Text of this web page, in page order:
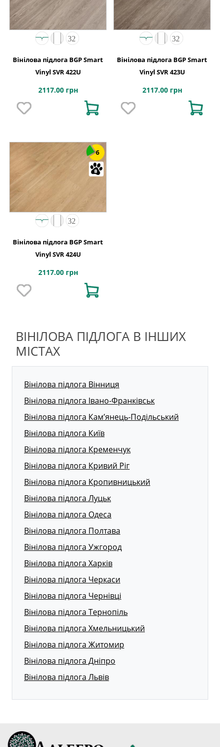
Вінілова підлога BGP Smart
Vinyl SVR 422U
2117.00 грн
Вінілова підлога BGP Smart
Vinyl SVR 423U
2117.00 грн
6
Вінілова підлога BGP Smart
Vinyl SVR 424U
2117.00 грн
ВІНІЛОВА ПІДЛОГА В ІНШИХ
МІСТАХ
Вінілова підлога Вінниця
Вінілова підлога Івано-Франківськ
Вінілова підлога Кам’янець-Подільський
Вінілова підлога Київ
Вінілова підлога Кременчук
Вінілова підлога Кривий Ріг
Вінілова підлога Кропивницький
Вінілова підлога Луцьк
Вінілова підлога Одеса
Вінілова підлога Полтава
Вінілова підлога Ужгород
Вінілова підлога Харків
Вінілова підлога Черкаси
Вінілова підлога Чернівці
Вінілова підлога Тернопіль
Вінілова підлога Хмельницький
Вінілова підлога Житомир
Вінілова підлога Дніпро
Вінілова підлога Львів